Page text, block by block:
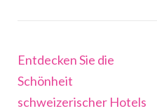
Entdecken Sie die
Schönheit
schweizerischer Hotels